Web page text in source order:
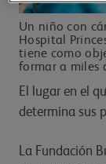
Un niño con
Hospital
tiene como
formar a miles
El lugar en el
determina sus
La Fundación